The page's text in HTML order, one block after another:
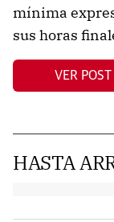
mínima
sus horas
VER POST
HASTA